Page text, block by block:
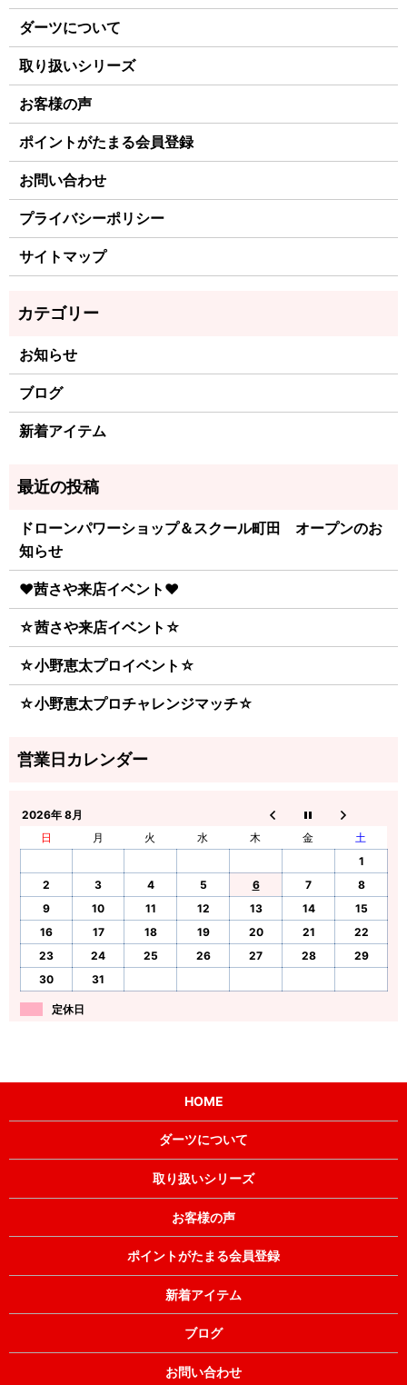
ダーツについて
取り扱いシリーズ
お客様の声
ポイントがたまる会員登録
お問い合わせ
プライバシーポリシー
サイトマップ
お知らせ
ブログ
新着アイテム
ドローンパワーショップ＆スクール町田 オープンのお
知らせ
♥茜さや来店イベント♥
☆茜さや来店イベント☆
☆小野恵太プロイベント☆
☆小野恵太プロチャレンジマッチ☆
2026年 8月
日
月 火 水 木 金
土
1
2
3 4 5 6 7
8
9
10 11 12 13 14
15
16
17 18 19 20 21
22
23
24 25 26 27 28
29
30
31
定休日
HOME
ダーツについて
取り扱いシリーズ
お客様の声
ポイントがたまる会員登録
新着アイテム
ブログ
お問い合わせ